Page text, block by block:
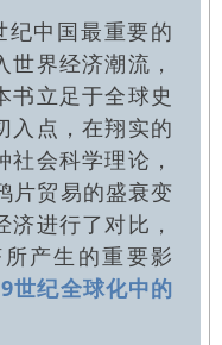
中国最重要的
界经济潮流，
书立足于全球史
入点，在翔实的
会科学理论，
片贸易的盛衰变
进行了对比，
产生的重要影
世纪全球化中的